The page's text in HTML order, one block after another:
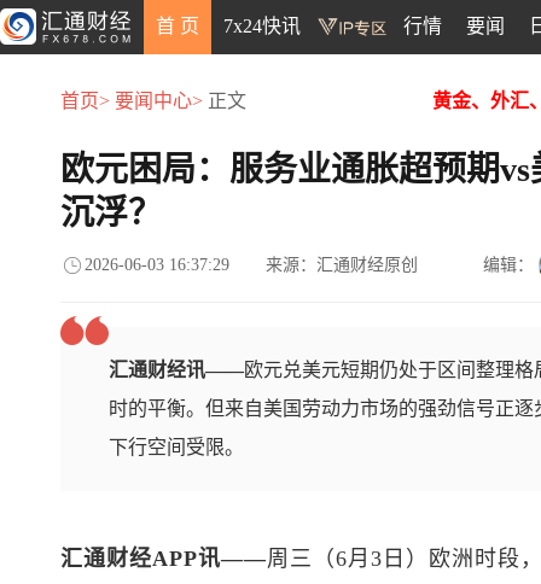
首 页 7x24快讯 行情 要闻
首页> 要闻中心> 正文 黄金、外汇
欧元困局：服务业通胀超预期
沉浮？
2026-06-03 16:37:29 来源：汇通财经原创 编辑：
汇通财经讯——欧元兑美元短期仍处于区间整理
时的平衡。但来自美国劳动力市场的强劲信号正
下行空间受限。
汇通财经APP讯——周三（6月3日）欧洲时段